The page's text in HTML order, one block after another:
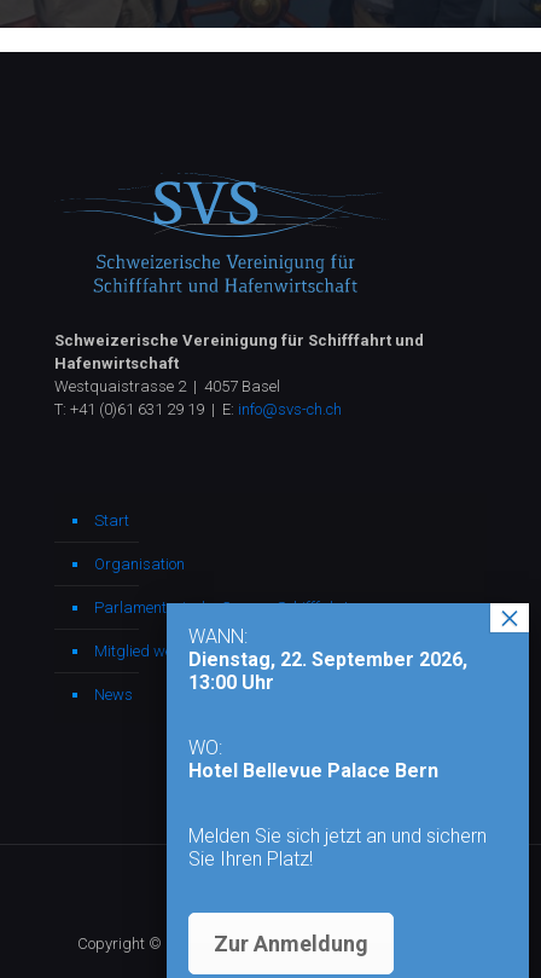
Schweizerische Vereinigung für Schifffahrt und
Hafenwirtschaft
Westquaistrasse 2 | 4057 Basel
T: +41 (0)61 631 29 19 | E: info@svs-ch.ch
Start
Organisation
Parlamentarische Gruppe Schifffahrt
Mitglied werden
News
Copyright © 2026 - Alle Rechte vorbehalten |
WANN:
Dienstag, 22. September 2026,
13:00 Uhr
WO:
Hotel Bellevue Palace Bern
Melden Sie sich jetzt an und sichern
Sie Ihren Platz!
Zur Anmeldung